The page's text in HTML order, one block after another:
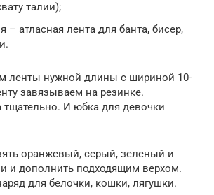
талии);
– атласная лента для банта, бисер,
ленты нужной длины с шириной 10-
завязываем на резинке.
тщательно. И юбка для девочки
оранжевый, серый, зеленый и
и дополнить подходящим верхом.
для белочки, кошки, лягушки.